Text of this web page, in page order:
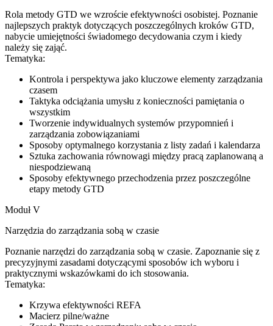
Rola metody GTD we wzroście efektywności osobistej. Poznanie
najlepszych praktyk dotyczących poszczególnych kroków GTD,
nabycie umiejętności świadomego decydowania czym i kiedy
należy się zająć.
Tematyka:
Kontrola i perspektywa jako kluczowe elementy zarządzania
czasem
Taktyka odciążania umysłu z konieczności pamiętania o
wszystkim
Tworzenie indywidualnych systemów przypomnień i
zarządzania zobowiązaniami
Sposoby optymalnego korzystania z listy zadań i kalendarza
Sztuka zachowania równowagi między pracą zaplanowaną a
niespodziewaną
Sposoby efektywnego przechodzenia przez poszczególne
etapy metody GTD
Moduł V
Narzędzia do zarządzania sobą w czasie
Poznanie narzędzi do zarządzania sobą w czasie. Zapoznanie się z
precyzyjnymi zasadami dotyczącymi sposobów ich wyboru i
praktycznymi wskazówkami do ich stosowania.
Tematyka:
Krzywa efektywności REFA
Macierz pilne/ważne